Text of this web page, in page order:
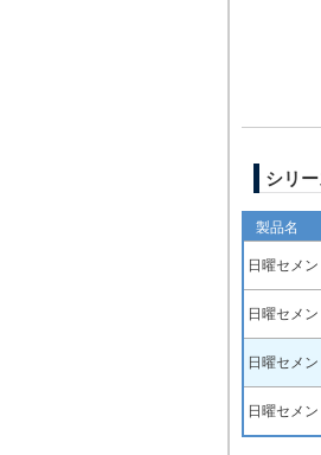
シリ
製品名
日曜セメ
日曜セメ
日曜セメ
日曜セメ